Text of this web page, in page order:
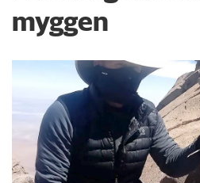
myggen